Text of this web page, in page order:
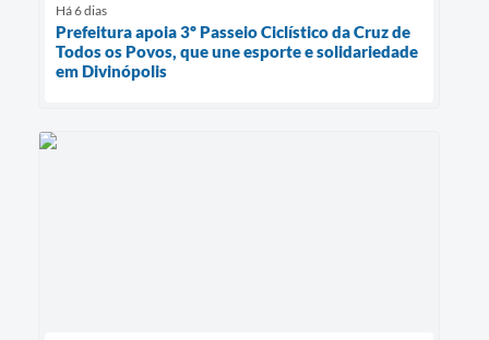
Há 6 dias
Prefeitura apoia 3º Passeio Ciclístico da Cruz de
Todos os Povos, que une esporte e solidariedade
em Divinópolis